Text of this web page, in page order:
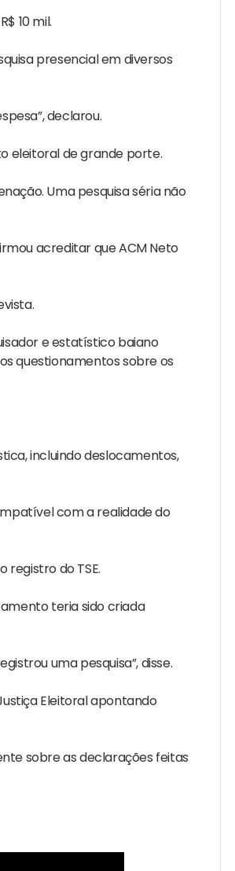
10 mil.
presencial em diversos
declarou.
eleitoral de grande porte.
Uma pesquisa séria não
acreditar que ACM Neto
e estatístico baiano
questionamentos sobre os
incluindo deslocamentos,
com a realidade do
registro do TSE.
teria sido criada
uma pesquisa”, disse.
Eleitoral apontando
sobre as declarações feitas